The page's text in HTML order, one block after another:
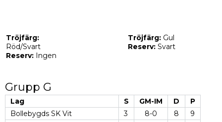
Tröjfärg:
Röd/Svart
Reserv: Ingen
Tröjfärg: Gul
Reserv: Svart
Grupp G
Lag S GM-IM D
P
Bollebygds SK Vit
3 8-0 8
9